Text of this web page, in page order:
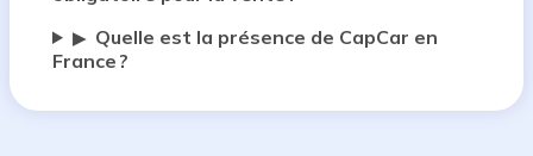
▶ Quelle est la présence de CapCar en
France ?